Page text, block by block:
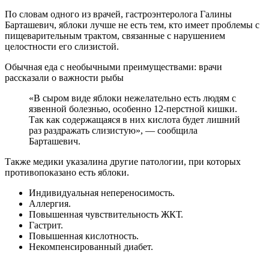
По словам одного из врачей, гастроэнтеролога Галины
Барташевич, яблоки лучше не есть тем, кто имеет проблемы с
пищеварительным трактом, связанные с нарушением
целостности его слизистой.
Обычная еда с необычными преимуществами: врачи
рассказали о важности рыбы
«В сыром виде яблоки нежелательно есть людям с
язвенной болезнью, особенно 12-перстной кишки.
Так как содержащаяся в них кислота будет лишний
раз раздражать слизистую», — сообщила
Барташевич.
Также медики указалина другие патологии, при которых
противопоказано есть яблоки.
Индивидуальная непереносимость.
Аллергия.
Повышенная чувствительность ЖКТ.
Гастрит.
Повышенная кислотность.
Некомпенсированный диабет.